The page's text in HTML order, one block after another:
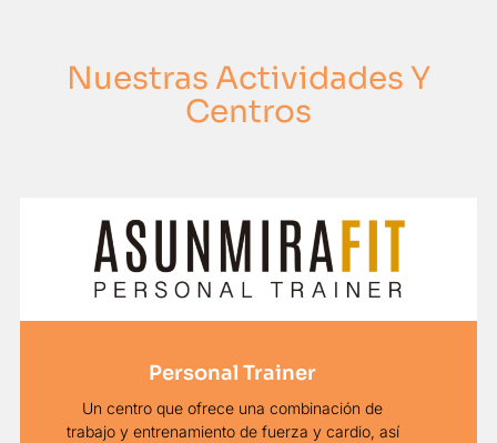
Nuestras Actividades Y
Centros
Personal Trainer
Un centro que ofrece una combinación de
trabajo y entrenamiento de fuerza y cardio, así